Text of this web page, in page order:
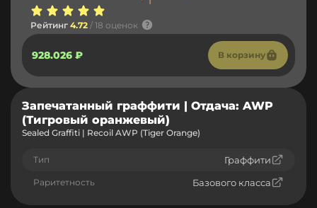
Рейтинг 4.72 / 18 оценок
928.026 ₽ В корзину
Запечатанный граффити | Отдача: AWP
(Тигровый оранжевый)
Sealed Graffiti | Recoil AWP (Tiger Orange)
Тип Граффити
Раритетность Базового класса